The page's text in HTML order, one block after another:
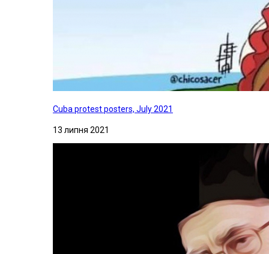
Cuba protest posters, July 2021
13 липня 2021